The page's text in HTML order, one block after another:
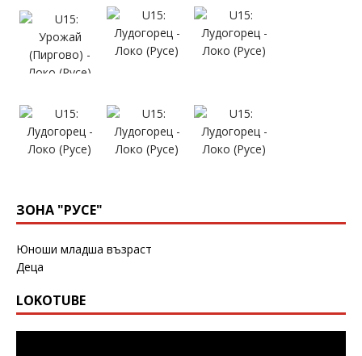
ЗОНА "РУСЕ"
Юноши младша възраст
Деца
LOKOTUBE